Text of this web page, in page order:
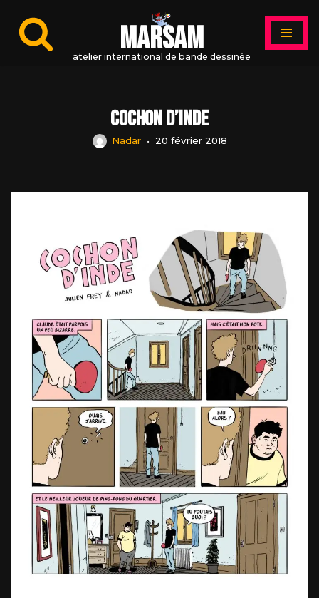
Aller
MARSAM
atelier international de bande dessinée
Cochon d’Inde
Nadar 20 février 2018